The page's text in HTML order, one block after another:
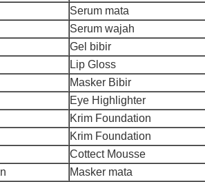
Serum mata
Serum wajah
Gel bibir
Lip Gloss
Masker Bibir
Eye Highlighter
Krim Foundation
Krim Foundation
Cottect Mousse
Masker mata